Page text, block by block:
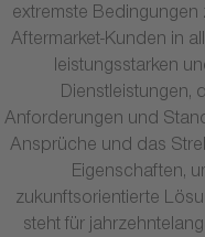
extremste Bedingungen
Aftermarket-Kunden in
leistungsstarken
Dienstleistungen,
Anforderungen und
Ansprüche und das
Eigenschaften,
zukunftsorientierte
steht für